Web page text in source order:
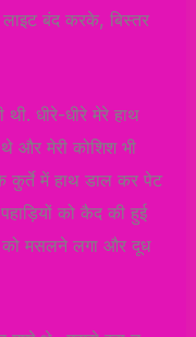
बंद करके, बिस्तर
धीरे-धीरे मेरे हाथ
और मेरी कोशिश भी
कुर्ते में हाथ डाल कर पेट
को कैद की हुई
को मसलने लगा और दूध